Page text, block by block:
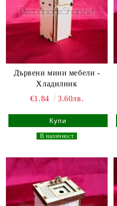
Дървени мини мебели -
Хладилник
€1.84
3.60лв.
В наличност